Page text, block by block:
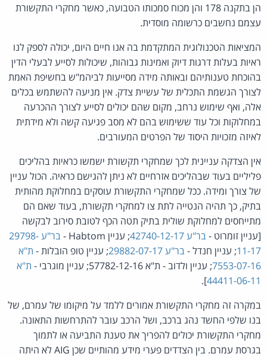
הן בתקנה 178 והן מכוח סמכותו הטבועה, כאשר מחקרי התקשורת
עצמם נחשבים כרשומה מוסדית.
המציאות הטכנולוגית המתקדמת בה אנו חיים היום, יכולה לספק לנו
ראיות בעלות דרגות דיוק ואמינות גבוהות, שיכולות לסייע לבעלי הדין
בהוכחת טענותיהם ובאותה מידה מסייעות לביהמ"ש בחשיפת האמת
לצורך הגשמת התכלית של עשיית צדק. אין מניעה להשתמש בכלים
אלה, ואף שימוש נרחב, מקום שהם יכולים לסייע לצורך ההכרעה
במחלוקות וכל עוד ששימוש בהם לא מסב פגיעה קשה ולא מידתית
לאיזה מזכויות היסוד של הפרטים המעורבים.
אין הצדקה עניינית לכך שמחקרי תקשורת ישמשו כראיות בהליכים
פליליים בעוד שבהליכים אזרחיים לא ניתן להגישם כראיה. הכול עניין
של צורך ומידה. ככל שמחקרי התקשורת עוסקים במחלוקת מהותית
בתיק, כך תהיה הנטייה לתת צו למחקרי תקשורת, בעוד שאם הם
מתייחסים למחלוקת שולית בתיק תטה הכף לטובת סירוב לבקשה
[עניין זומרוט -בר"ע 42740-12-17 ; עניין Habtom -
בר"ע 29798-
11-17; עניין חנדל -בר"ע 29882-07-17 ; עניין טופ הובלות - ת"א
7553-07-16; עניין ולדוב - ת"א 57782-12-16; עניין מוגרבי -
ת"א
44411-06-11
].
במקרה זה מחקרי התקשורת אמורים ללמד על מיקומו של עמרם, של
בנו שלפי החשד נהג ברכב, ושל הרכב עובר להתרחשות התאונה.
מחקרי התקשורת יכולים להפריך את טענת התביעה או לתמוך
בגרסת עמרם. בין הצדדים פערי מידע מהותיים שכן AIG לא היתה